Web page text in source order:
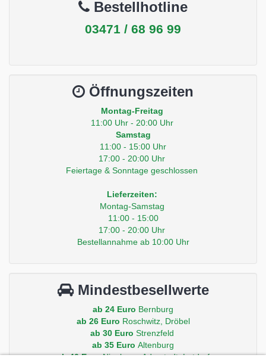
Bestellhotline
03471 / 68 96 99
Öffnungszeiten
Montag-Freitag
11:00 Uhr - 20:00 Uhr
Samstag
11:00 - 15:00 Uhr
17:00 - 20:00 Uhr
Feiertage & Sonntage geschlossen
Lieferzeiten:
Montag-Samstag
11:00 - 15:00
17:00 - 20:00 Uhr
Bestellannahme ab 10:00 Uhr
Mindestbesellwerte
ab 24 Euro Bernburg
ab 26 Euro Roschwitz, Dröbel
ab 30 Euro Strenzfeld
ab 35 Euro Altenburg
ab 40 EuroNienburg, Aderstedt, Latdorf